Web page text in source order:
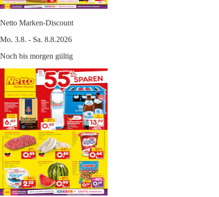
Netto Marken-Discount
Mo. 3.8. - Sa. 8.8.2026
Noch bis morgen gültig